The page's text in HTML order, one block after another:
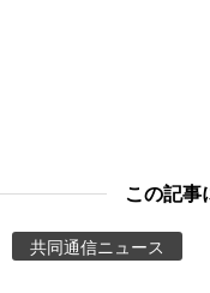
Images
この記事
共同通信ニュース